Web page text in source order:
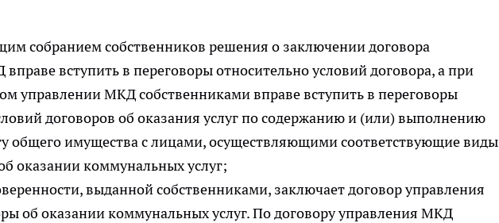
собранием собственников решения о заключении договора
вступить в переговоры относительно условий договора, а при
управлении МКД собственниками вправе вступить в переговоры
договоров об оказания услуг по содержанию и (или) выполнению
общего имущества с лицами, осуществляющими соответствующие виды
оказании коммунальных услуг;
выданной собственниками, заключает договор управления
об оказании коммунальных услуг. По договору управления МКД